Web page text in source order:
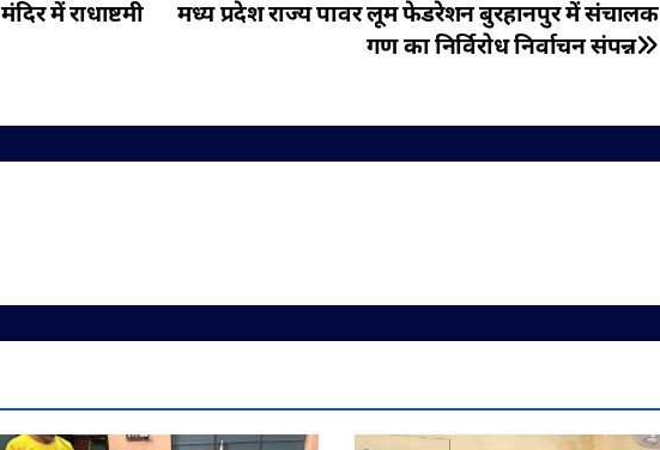
मध्य प्रदेश राज्य पावर लूम फेडरेशन बुरहानपुर में संचालक
गण का निर्विरोध निर्वाचन संपन्न
में राधाष्टमी